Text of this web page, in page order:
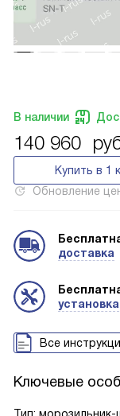
В наличии
140 960
Купить в 1
Обновление
доставка
установка
Все
Ключевые